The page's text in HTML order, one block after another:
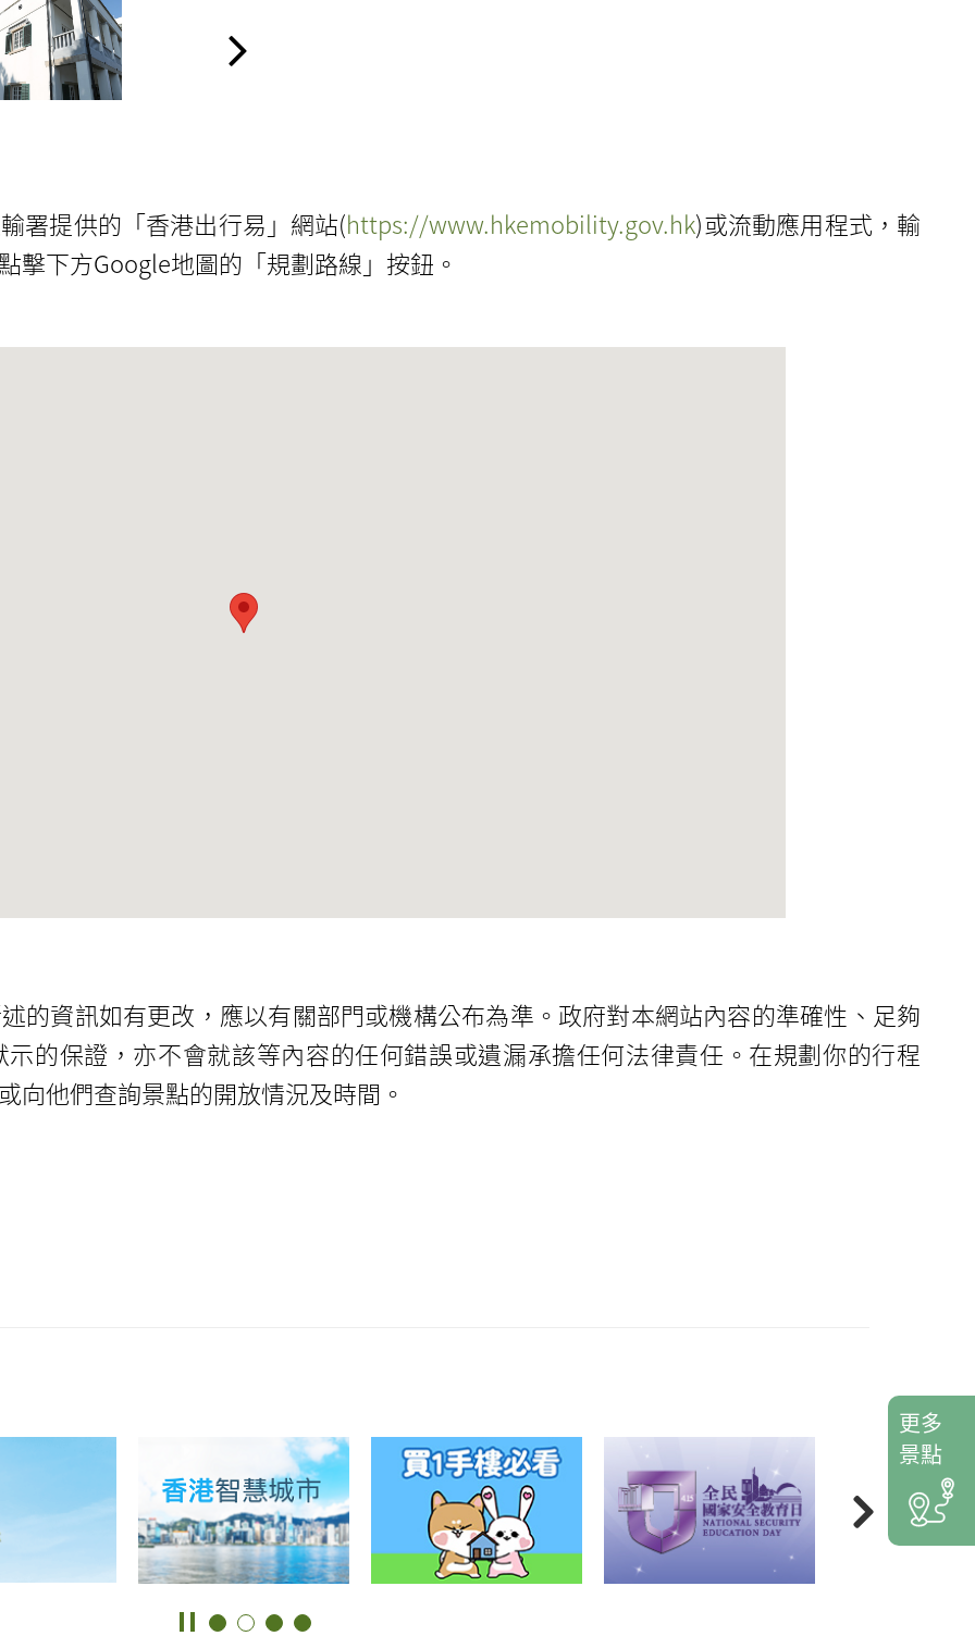
署提供的「香港出行易」網站(https://www.hkemobility.gov.hk)或流動應用程式，輸
擊下方Google地圖的「規劃路線」按鈕。
的資訊如有更改，應以有關部門或機構公布為準。政府對本網站內容的準確性、足夠
的保證，亦不會就該等內容的任何錯誤或遺漏承擔任何法律責任。在規劃你的行程
向他們查詢景點的開放情況及時間。
更多
景點